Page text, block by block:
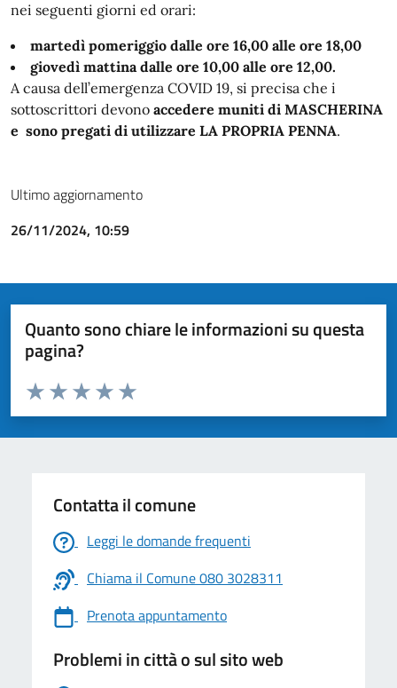
nei seguenti giorni ed orari:
martedì pomeriggio dalle ore 16,00 alle ore 18,00
giovedì mattina dalle ore 10,00 alle ore 12,00.
A causa dell’emergenza COVID 19, si precisa che i
sottoscrittori devono accedere muniti di MASCHERINA
e sono pregati di utilizzare LA PROPRIA PENNA.
Ultimo aggiornamento
26/11/2024, 10:59
Quanto sono chiare le informazioni su questa
pagina?
Valuta da 1 a 5 stelle la pagina
Valuta 5 stelle su 5
Valuta 4 stelle su 5
Valuta 3 stelle su 5
Valuta 2 stelle su 5
Valuta 1 stelle su 5
Contatta il comune
Leggi le domande frequenti
Chiama il Comune 080 3028311
Prenota appuntamento
Problemi in città o sul sito web